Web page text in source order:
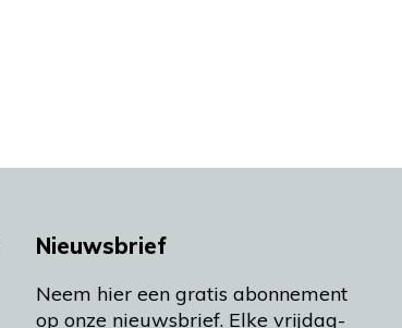
Nieuwsbrief
Neem hier een gratis abonnement
op onze nieuwsbrief. Elke vrijdag-